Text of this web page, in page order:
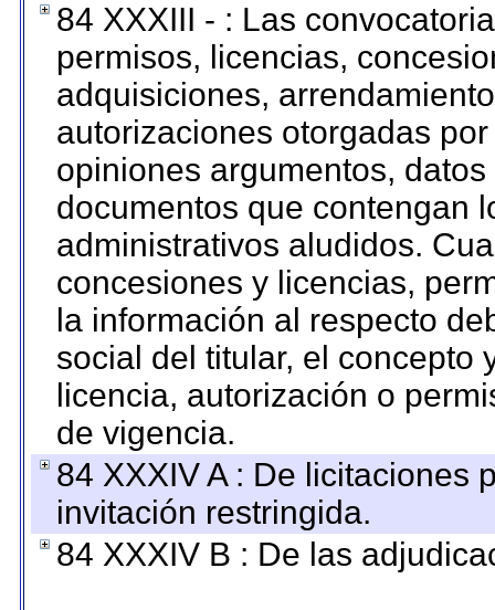
84 XXXIII - : Las
permisos, licencias,
adquisiciones,
autorizaciones otorgadas
opiniones argumentos,
documentos que contengan
administrativos aludidos.
concesiones y licencias,
la información al respecto
social del titular, el concepto
licencia, autorización o
de vigencia.
84 XXXIV A : De licitaciones
invitación restringida.
84 XXXIV B : De las